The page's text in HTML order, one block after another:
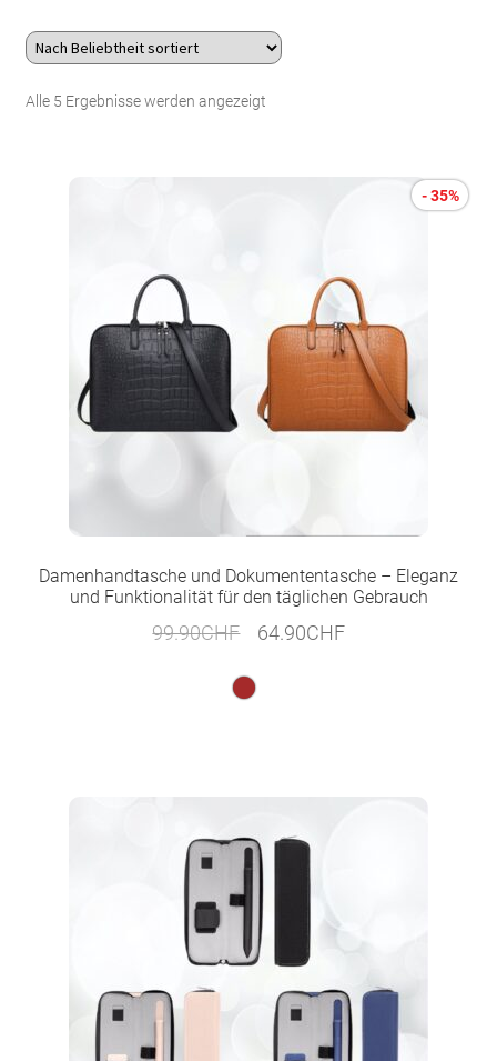
Über uns
Kontakt
Alle 5 Ergebnisse werden angezeigtNach
Damenhandtasche und Dokumententasche – Eleganz
und Funktionalität für den täglichen Gebrauch
- 35%
99.90CHF
Ursprünglicher
war:
64.90CHFAktueller